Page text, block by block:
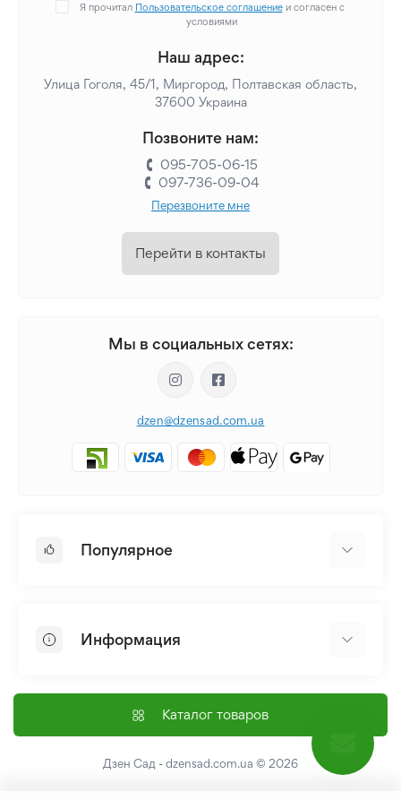
Я прочитал Пользовательское соглашениеи согласен с
условиями
Наш адрес:
Улица Гоголя, 45/1, Миргород, Полтавская область,
37600 Украина
Позвоните нам:
095-705-06-15
097-736-09-04
Перезвоните мне
Перейти в контакты
Мы в социальных сетях:
dzen@dzensad.com.ua
Популярное
Лилия
Семена
Информация
Доставка и оплата
Контакты
Каталог товаров
Дзен Сад - dzensad.com.ua © 2026